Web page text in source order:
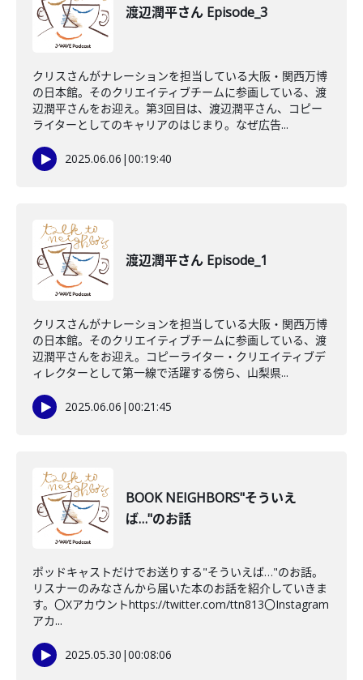
渡辺潤平さん Episode_3
クリスさんがナレーションを担当している大阪・関西万博
の日本館。そのクリエイティブチームに参画している、渡
辺潤平さんをお迎え。第3回目は、渡辺潤平さん、コピー
ライターとしてのキャリアのはじまり。なぜ広告...
2025.06.06 |00:19:40
渡辺潤平さん Episode_1
クリスさんがナレーションを担当している大阪・関西万博
の日本館。そのクリエイティブチームに参画している、渡
辺潤平さんをお迎え。コピーライター・クリエイティブデ
ィレクターとして第一線で活躍する傍ら、山梨県...
2025.06.06 |00:21:45
BOOK NEIGHBORS"そういえ
ば…"のお話
ポッドキャストだけでお送りする"そういえば…"のお話。
リスナーのみなさんから届いた本のお話を紹介していきま
す。〇Xアカウントhttps://twitter.com/ttn813〇Instagram
アカ...
2025.05.30 |00:08:06